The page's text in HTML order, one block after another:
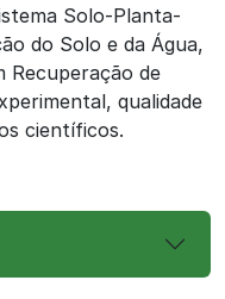
Solo-Planta-
do Solo e da Água,
Recuperação de
qualidade
científicos.